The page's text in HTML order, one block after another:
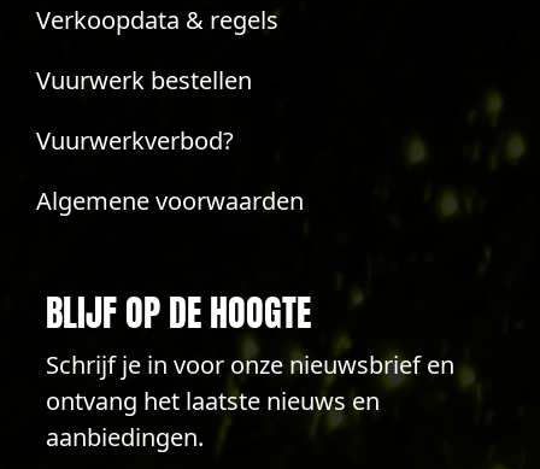
Verkoopdata & regels
Vuurwerk bestellen
Vuurwerkverbod?
Algemene voorwaarden
BLIJF OP DE HOOGTE
Schrijf je in voor onze nieuwsbrief en
ontvang het laatste nieuws en
aanbiedingen.